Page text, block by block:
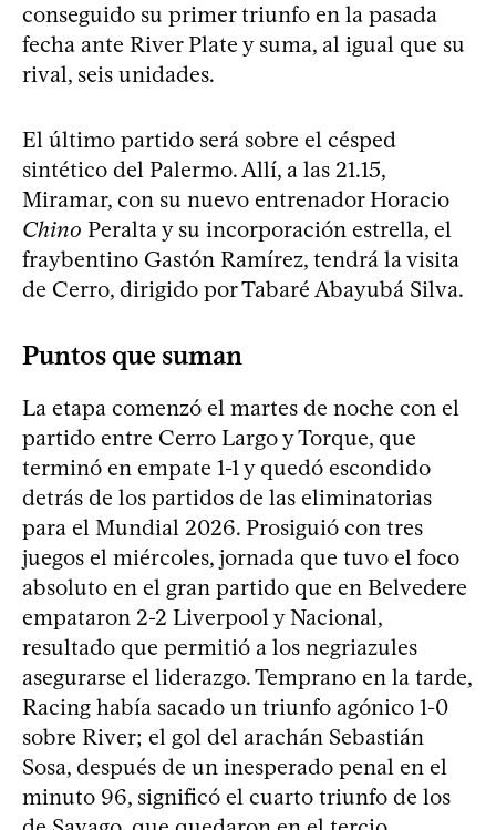
conseguido su primer triunfo en la pasada
fecha ante River Plate y suma, al igual que su
rival, seis unidades.
El último partido será sobre el césped
sintético del Palermo. Allí, a las 21.15,
Miramar, con su nuevo entrenador Horacio
Chino Peralta y su incorporación estrella, el
fraybentino Gastón Ramírez, tendrá la visita
de Cerro, dirigido por Tabaré Abayubá Silva.
Puntos que suman
La etapa comenzó el martes de noche con el
partido entre Cerro Largo y Torque, que
terminó en empate 1-1 y quedó escondido
detrás de los partidos de las eliminatorias
para el Mundial 2026. Prosiguió con tres
juegos el miércoles, jornada que tuvo el foco
absoluto en el gran partido que en Belvedere
empataron 2-2 Liverpool y Nacional,
resultado que permitió a los negriazules
asegurarse el liderazgo. Temprano en la tarde,
Racing había sacado un triunfo agónico 1-0
sobre River; el gol del arachán Sebastián
Sosa, después de un inesperado penal en el
minuto 96, significó el cuarto triunfo de los